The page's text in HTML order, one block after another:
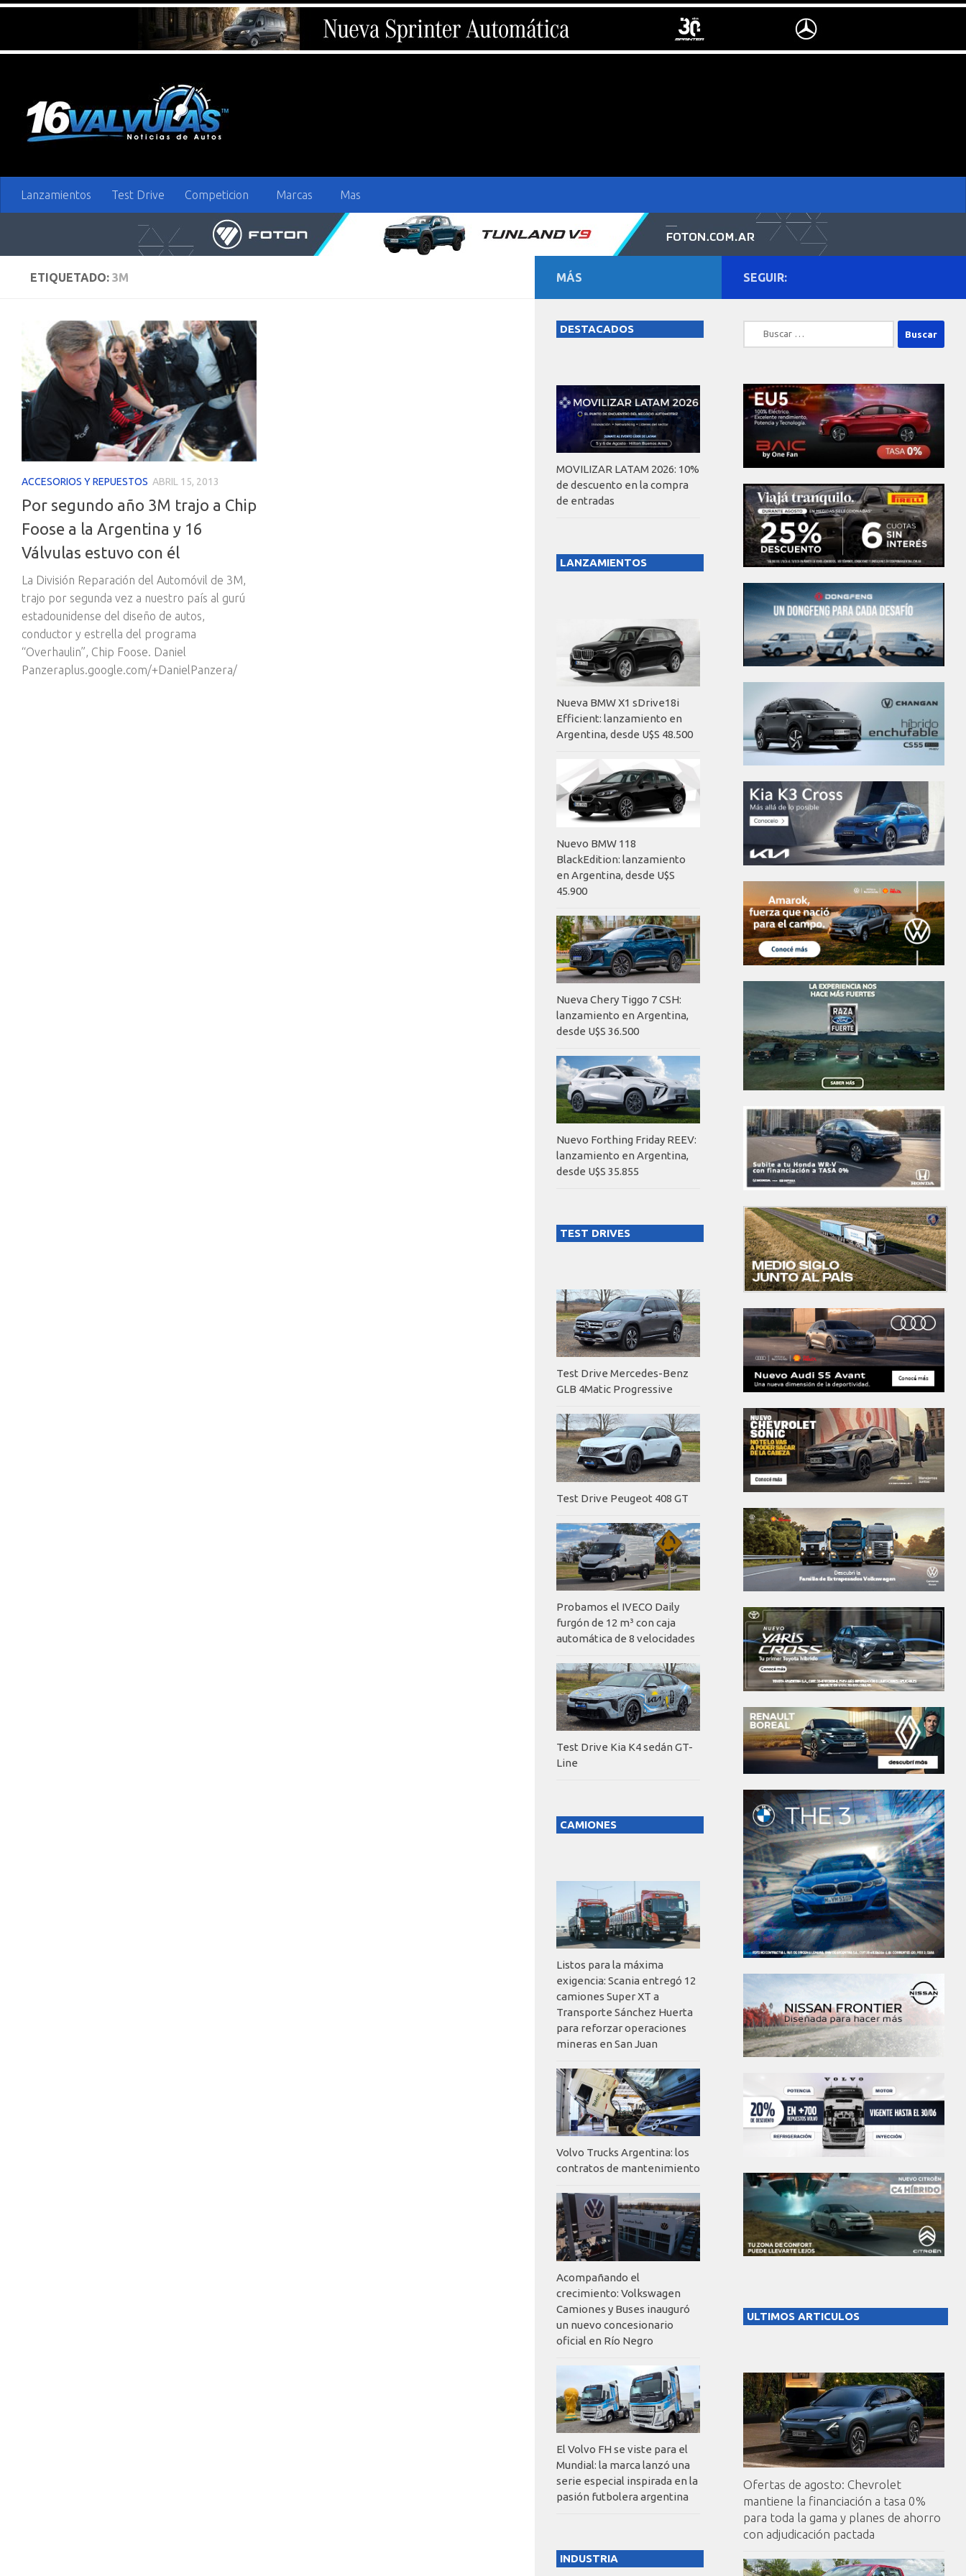
Lanzamientos Test Drive Competicion Marcas Mas
ETIQUETADO: 3M
ACCESORIOS Y REPUESTOS ABRIL 15, 2013
Por segundo año 3M trajo a Chip
Foose a la Argentina y 16
Válvulas estuvo con él
La División Reparación del Automóvil de 3M,
trajo por segunda vez a nuestro país al gurú
estadounidense del diseño de autos,
conductor y estrella del programa
“Overhaulin”, Chip Foose. Daniel
Panzeraplus.google.com/+DanielPanzera/
SEGUIR:
Buscar:
ULTIMOS ARTICULOS
Ofertas de agosto: Chevrolet
mantiene la financiación a tasa 0%
para toda la gama y planes de ahorro
con adjudicación pactada
MÁS
DESTACADOS
MOVILIZAR LATAM 2026: 10%
de descuento en la compra
de entradas
LANZAMIENTOS
Nueva BMW X1 sDrive18i
Efficient: lanzamiento en
Argentina, desde U$S 48.500
Nuevo BMW 118
BlackEdition: lanzamiento
en Argentina, desde U$S
45.900
Nueva Chery Tiggo 7 CSH:
lanzamiento en Argentina,
desde U$S 36.500
Nuevo Forthing Friday REEV:
lanzamiento en Argentina,
desde U$S 35.855
TEST DRIVES
Test Drive Mercedes-Benz
GLB 4Matic Progressive
Test Drive Peugeot 408 GT
Probamos el IVECO Daily
furgón de 12 m³ con caja
automática de 8 velocidades
Test Drive Kia K4 sedán GT-
Line
CAMIONES
Listos para la máxima
exigencia: Scania entregó 12
camiones Super XT a
Transporte Sánchez Huerta
para reforzar operaciones
mineras en San Juan
Volvo Trucks Argentina: los
contratos de mantenimiento
Acompañando el
crecimiento: Volkswagen
Camiones y Buses inauguró
un nuevo concesionario
oficial en Río Negro
El Volvo FH se viste para el
Mundial: la marca lanzó una
serie especial inspirada en la
pasión futbolera argentina
INDUSTRIA